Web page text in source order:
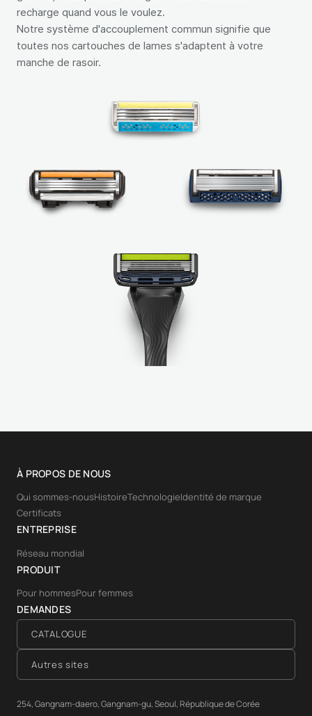
recharge quand vous le voulez.
Notre système d'accouplement commun signifie que
toutes nos cartouches de lames s'adaptent à votre
manche de rasoir.
À PROPOS DE NOUS
Qui sommes-nousHistoireTechnologieIdentité de marque
Certificats
ENTREPRISE
Réseau mondial
PRODUIT
Pour hommesPour femmes
DEMANDES
CATALOGUE
Autres sites
254, Gangnam-daero, Gangnam-gu, Seoul, République de Corée